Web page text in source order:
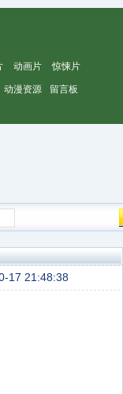
动画片 惊悚片
动漫资源 留言板
17 21:48:38